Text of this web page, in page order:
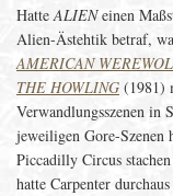
HatteALIENeinen
Alien-Ästehtik betraf,
AMERICAN
THE HOWLING (1981)
Verwandlungsszenen in
jeweiligen Gore-Szenen
Piccadilly Circus
hatte Carpenter